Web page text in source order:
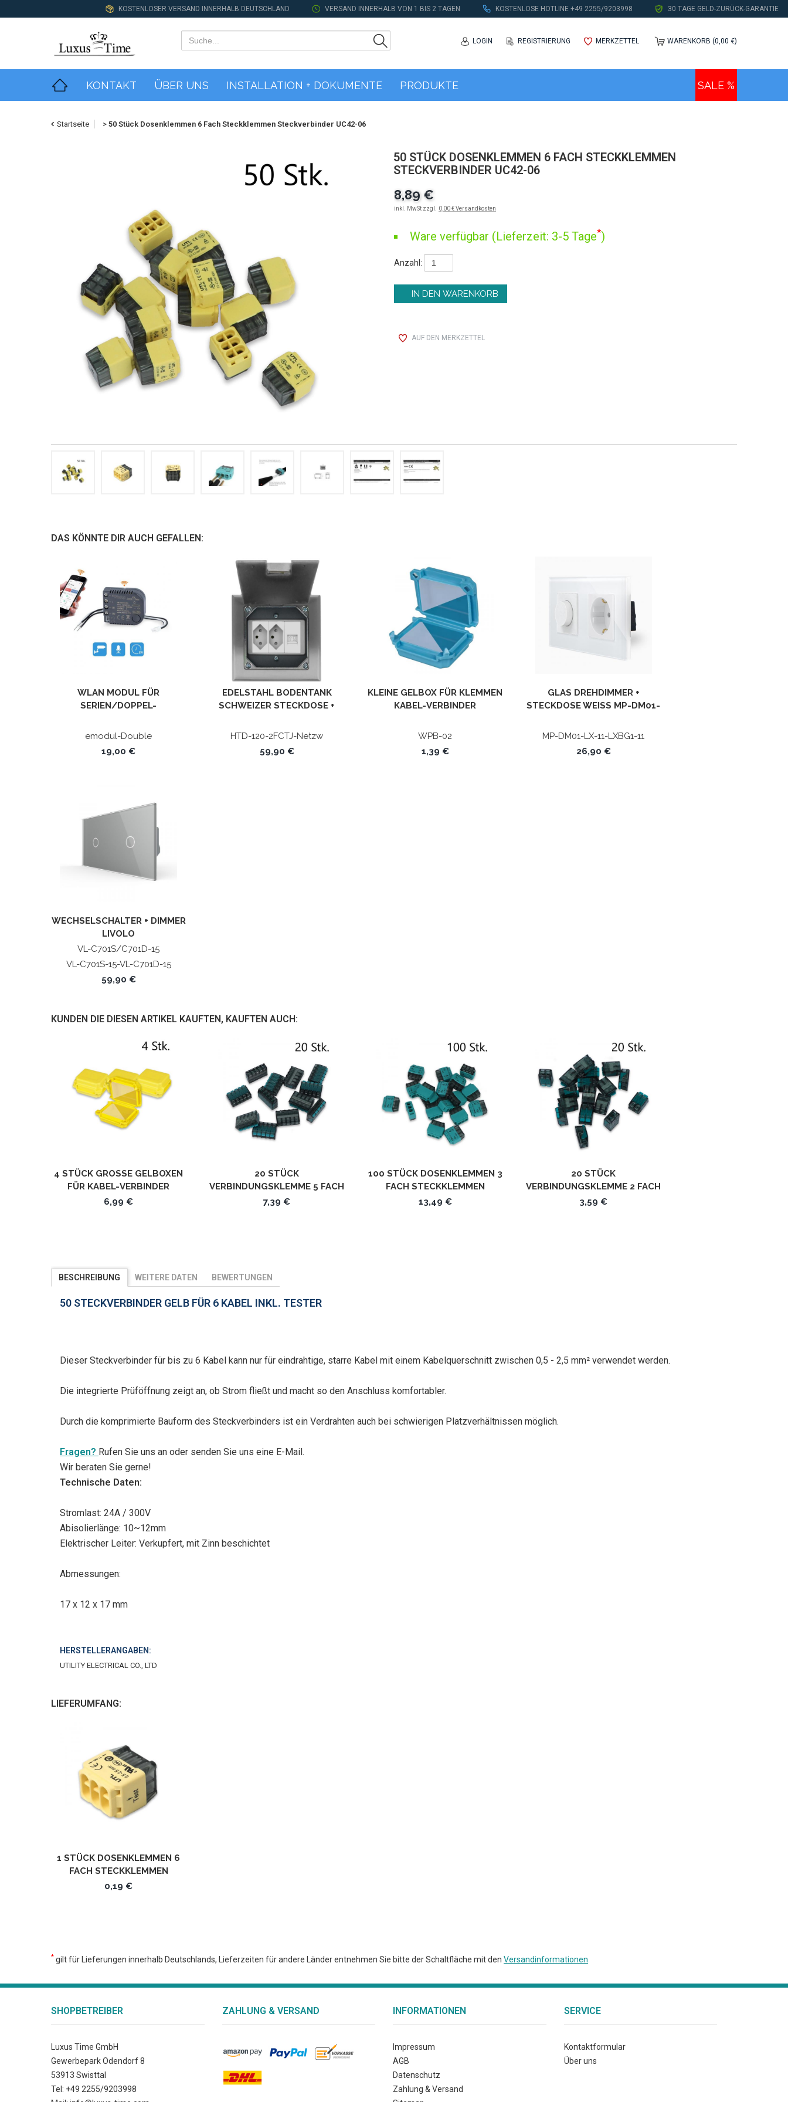
KOSTENLOSER VERSAND INNERHALB DEUTSCHLAND VERSAND INNERHALB VON 1 BIS 2 TAGEN KOSTENLOSE HOTLINE +49 2255/9203998 30 TAGE GELD-ZURÜCK-GARANTIE
LOGIN REGISTRIERUNG MERKZETTEL WARENKORB (0,00 €)
KONTAKT ÜBER UNS INSTALLATION + DOKUMENTE PRODUKTE SALE %
Startseite > 50 Stück Dosenklemmen 6 Fach Steckklemmen Steckverbinder UC42-06
50 STÜCK DOSENKLEMMEN 6 FACH STECKKLEMMEN
STECKVERBINDER UC42-06
8,89 €
inkl. MwSt zzgl. 0,00 € Versandkosten
Ware verfügbar (Lieferzeit: 3-5 Tage*)
Anzahl:
AUF DEN MERKZETTEL
DAS KÖNNTE DIR AUCH GEFALLEN:
WLAN MODUL FÜR
SERIEN/DOPPEL-
DOUBLE
emodul-Double
19,00 €
EDELSTAHL BODENTANK
SCHWEIZER STECKDOSE +
HTD-120-2FCTJ-Netzw
59,90 €
KLEINE GELBOX FÜR KLEMMEN
KABEL-VERBINDER
ARTEN VON KLEMMEN IP68
WPB-02
1,39 €
GLAS DREHDIMMER +
STECKDOSE WEISS MP-DM01-L
MP-DM01-LX-11-LXBG1-11
26,90 €
WECHSELSCHALTER + DIMMER
LIVOLO
VL-C701S/C701D-15
VL-C701S-15-VL-C701D-15
59,90 €
KUNDEN DIE DIESEN ARTIKEL KAUFTEN, KAUFTEN AUCH:
4 STÜCK GROSSE GELBOXEN F
ÜR KABEL-VERBINDER W
ASSERSCHUTZ FÜR ALLE A
6,99 €
20 STÜCK
VERBINDUNGSKLEMME 5 FACH
DOSENKLEMMEN
7,39 €
100 STÜCK DOSENKLEMMEN 3
FACH STECKKLEMMEN
STECKVERBINDER UC41-03
13,49 €
20 STÜCK
VERBINDUNGSKLEMME 2 FACH
STECKKLEMMEN
3,59 €
BESCHREIBUNG WEITERE DATEN BEWERTUNGEN
50 STECKVERBINDER GELB FÜR 6 KABEL INKL. TESTER
Dieser Steckverbinder für bis zu 6 Kabel kann nur für eindrahtige, starre Kabel mit einem Kabelquerschnitt zwischen 0,5 - 2,5 mm² verwendet werden.
Die integrierte Prüföffnung zeigt an, ob Strom fließt und macht so den Anschluss komfortabler.
Durch die komprimierte Bauform des Steckverbinders ist ein Verdrahten auch bei schwierigen Platzverhältnissen möglich.
Fragen? Rufen Sie uns an oder senden Sie uns eine E-Mail.
Wir beraten Sie gerne!
Technische Daten:
Stromlast: 24A / 300V
Abisolierlänge: 10~12mm
Elektrischer Leiter: Verkupfert, mit Zinn beschichtet
Abmessungen:
17 x 12 x 17 mm
HERSTELLERANGABEN:
UTILITY ELECTRICAL CO., LTD
LIEFERUMFANG:
1 STÜCK DOSENKLEMMEN 6
FACH STECKKLEMMEN
STECKVERBINDER UC42-06
0,19 €
* gilt für Lieferungen innerhalb Deutschlands, Lieferzeiten für andere Länder entnehmen Sie bitte der Schaltfläche mit den Versandinformationen
SHOPBETREIBER
Luxus Time GmbH
Gewerbepark Odendorf 8
53913 Swisttal
Tel: +49 2255/9203998
ZAHLUNG & VERSAND INFORMATIONEN
Impressum
AGB
Datenschutz
Zahlung & Versand
SERVICE
Kontaktformular
Über uns